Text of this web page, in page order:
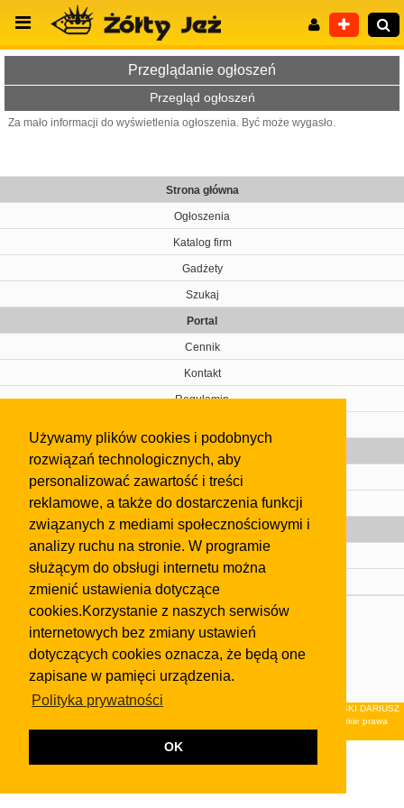
Używamy plików cookies i podobnych
rozwiązań technologicznych, aby
personalizować zawartość i treści
reklamowe, a także do dostarczenia funkcji
związanych z mediami społecznościowymi i
analizy ruchu na stronie. W programie
służącym do obsługi internetu można
zmienić ustawienia dotyczące
cookies.Korzystanie z naszych serwisów
internetowych bez zmiany ustawień
dotyczących cookies oznacza, że będą one
zapisane w pamięci urządzenia.
Polityka prywatności
OK
Przeglądanie ogłoszeń
Przegląd ogłoszeń
Za mało informacji do wyświetlenia ogłoszenia. Być może wygasło.
Strona główna
Ogłoszenia
Katalog firm
Gadżety
Szukaj
Portal
Cennik
Kontakt
Regulamin
Gazeta
Olkusz
Kontakt
Strefa dla biznesu
Biura nieruchomości
Dealerzy i autokomisy
Skontaktuj się z nami
regulaminuiPolityki Prywatności.
Klauzula FB
© 2026Wydawnictwo NEON sp. z o.o. (dawniej: FIRMA NEON MAREK KLUCZEWSKI DARIUSZ
KRAWCZYK s.c.) z siedzibą w Olkuszu, ul.Żuradzka 15, 32-300 Olkusz . Wszystkie prawa